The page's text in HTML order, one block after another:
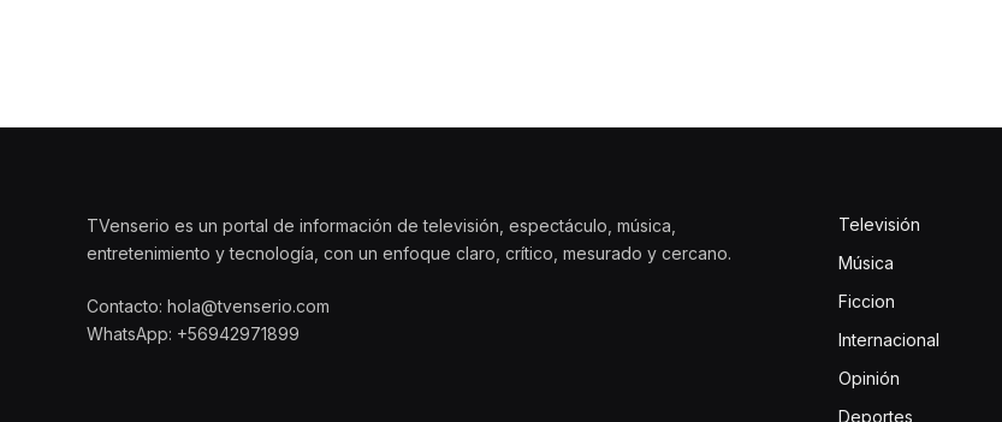
TVenserio es un portal de información de televisión, espectáculo, música,
entretenimiento y tecnología, con un enfoque claro, crítico, mesurado y cercano.
Contacto: hola@tvenserio.com
WhatsApp: +56942971899
Televisión
Música
Ficcion
Internacional
Opinión
Deportes